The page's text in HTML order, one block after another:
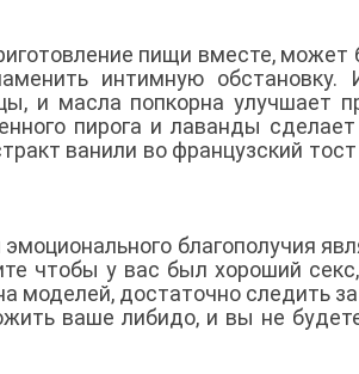
пищи вместе, может
интимную обстановку.
и масла попкорна улучшает
пирога и лаванды
ванили во французский
благополучия
чтобы у вас был хороший
моделей, достаточно следить
ваше либидо, и вы не